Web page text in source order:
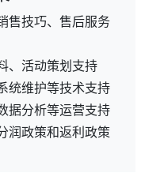
售技巧、售后服务
、活动策划支持
统维护等技术支持
据分析等运营支持
润政策和返利政策